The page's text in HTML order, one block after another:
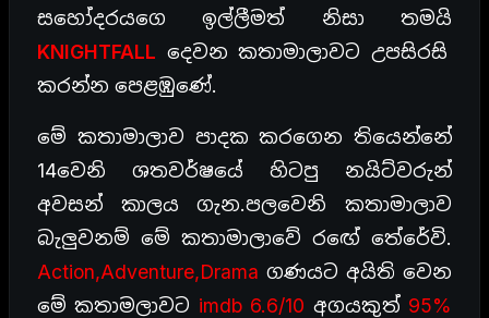
සහෝදරයගෙ ඉල්ලීමත් නිසා තමයි
KNIGHTFALL දෙවන කතාමාලාවට උපසිරසි
කරන්න පෙළඹුණේ.
මේ කතාමාලාව පාදක කරගෙන තියෙන්නේ
14වෙනි ශතවර්ෂයේ හිටපු නයිට්වරුන්
අවසන් කාලය ගැන.පලවෙනි කතාමාලාව
බැලුවනම් මේ කතාමාලාවේ රඟේ තේරේවි.
Action,Adventure,Drama ගණයට අයිති වෙන
මේ කතාමලාවට imdb 6.6/10 අගයකුත් 95%